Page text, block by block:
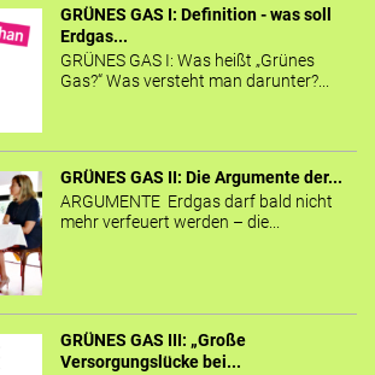
GRÜNES GAS I: Definition - was soll
Erdgas...
GRÜNES GAS I: Was heißt „Grünes
Gas?“ Was versteht man darunter?...
GRÜNES GAS II: Die Argumente der...
ARGUMENTE Erdgas darf bald nicht
mehr verfeuert werden – die...
GRÜNES GAS III: „Große
Versorgungslücke bei...